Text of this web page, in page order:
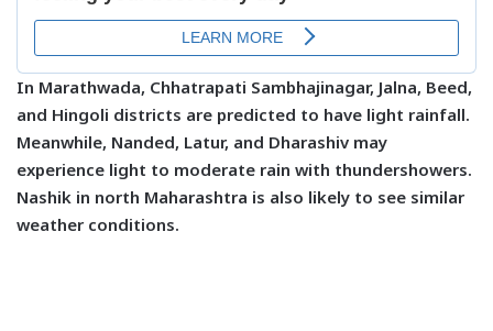
In Marathwada, Chhatrapati Sambhajinagar, Jalna, Beed,
and Hingoli districts are predicted to have light rainfall.
Meanwhile, Nanded, Latur, and Dharashiv may
experience light to moderate rain with thundershowers.
Nashik in north Maharashtra is also likely to see similar
weather conditions.